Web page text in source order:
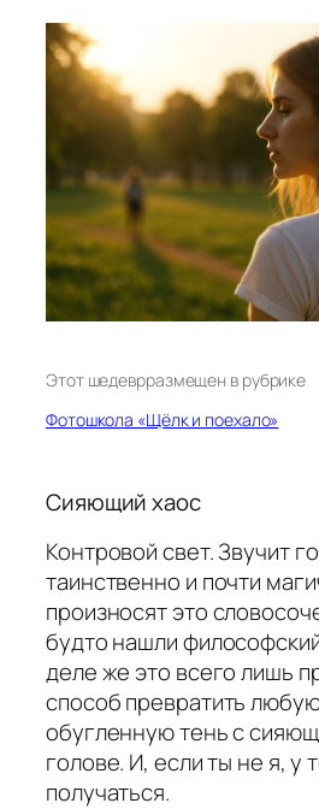
Этот шедеврразмещен в рубрике
Фотошкола «Щёлк и поехало»
Сияющий хаос
Контровой свет. Звучит
таинственно и почти
произносят это
будто нашли
деле же это всего лишь
способ превратить
обугленную тень с
голове. И, если ты не я, у
получаться.